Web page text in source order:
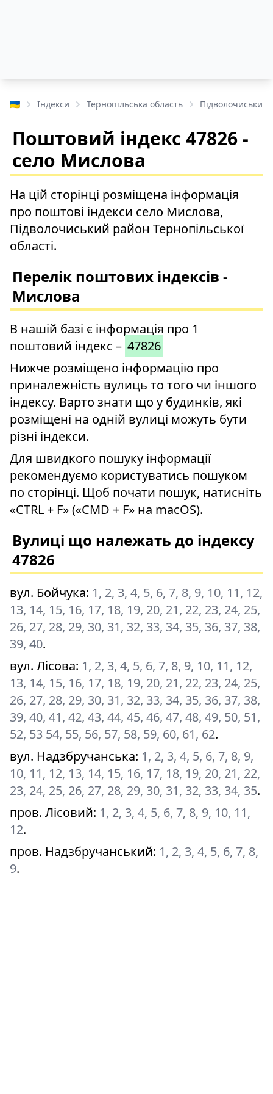
🇺🇦 Індекси Тернопільська область Підволочиський
Поштовий індекс 47826 -
село Мислова
На цій сторінці розміщена інформація
про поштові індекси село Мислова,
Підволочиський район Тернопільської
області.
Перелік поштових індексів -
Мислова
В нашій базі є інформація про 1
поштовий індекс – 47826
Нижче розміщено інформацію про
приналежність вулиць то того чи іншого
індексу. Варто знати що у будинків, які
розміщені на одній вулиці можуть бути
різні індекси.
Для швидкого пошуку інформації
рекомендуємо користуватись пошуком
по сторінці. Щоб почати пошук, натисніть
«CTRL + F» («CMD + F» на macOS).
Вулиці що належать до індексу
47826
вул. Бойчука: 1, 2, 3, 4, 5, 6, 7, 8, 9, 10, 11, 12,
13, 14, 15, 16, 17, 18, 19, 20, 21, 22, 23, 24, 25,
26, 27, 28, 29, 30, 31, 32, 33, 34, 35, 36, 37, 38,
39, 40.
вул. Лісова: 1, 2, 3, 4, 5, 6, 7, 8, 9, 10, 11, 12,
13, 14, 15, 16, 17, 18, 19, 20, 21, 22, 23, 24, 25,
26, 27, 28, 29, 30, 31, 32, 33, 34, 35, 36, 37, 38,
39, 40, 41, 42, 43, 44, 45, 46, 47, 48, 49, 50, 51,
52, 53 54, 55, 56, 57, 58, 59, 60, 61, 62.
вул. Надзбручанська: 1, 2, 3, 4, 5, 6, 7, 8, 9,
10, 11, 12, 13, 14, 15, 16, 17, 18, 19, 20, 21, 22,
23, 24, 25, 26, 27, 28, 29, 30, 31, 32, 33, 34, 35.
пров. Лісовий: 1, 2, 3, 4, 5, 6, 7, 8, 9, 10, 11,
12.
пров. Надзбручанський: 1, 2, 3, 4, 5, 6, 7, 8,
9.